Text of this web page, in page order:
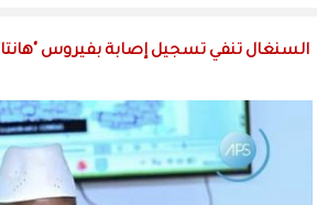
السنغال تنفي تسجيل إصابة بفيروس "هانتا"